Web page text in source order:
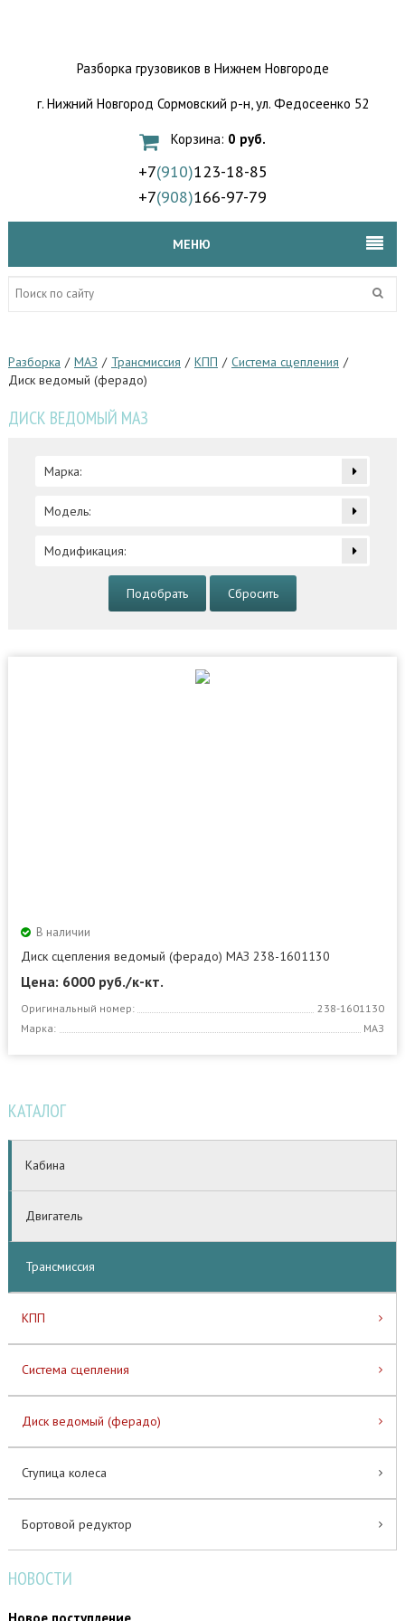
Разборка грузовиков в Нижнем Новгороде
г. Нижний Новгород Сормовский р-н,ул. Федосеенко 52
Корзина: 0 руб.
+7(910)123-18-85
+7(908)166-97-79
МЕНЮ
Разборка / МАЗ / Трансмиссия / КПП / Система сцепления /
Диск ведомый (ферадо)
ДИСК ВЕДОМЫЙ МАЗ
Марка:
Модель:
Модификация:
Подобрать Сбросить
В наличии
Диск сцепления ведомый (ферадо) МАЗ 238-1601130
Цена: 6000 руб./к-кт.
Оригинальный номер:
238-1601130
Марка:
МАЗ
КАТАЛОГ
Кабина
Двигатель
Трансмиссия
КПП
Система сцепления
Диск ведомый (ферадо)
Ступица колеса
Бортовой редуктор
НОВОСТИ